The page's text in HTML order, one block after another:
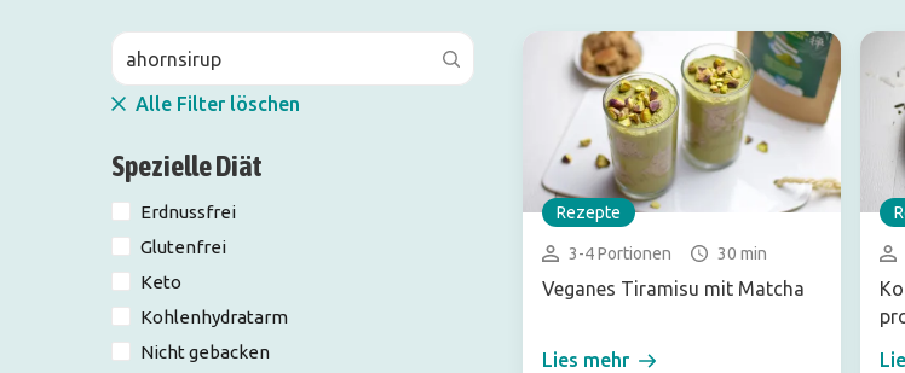
Alle Filter löschen
Spezielle Diät
Erdnussfrei
Glutenfrei
Keto
Kohlenhydratarm
Nicht gebacken
Rezepte
3-4 Portionen 30 min
Veganes Tiramisu mit Matcha
Lies mehr